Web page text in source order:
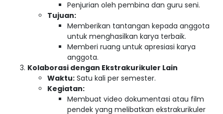
Penjurian oleh pembina dan guru seni.
Tujuan:
Memberikan tantangan kepada anggota
untuk menghasilkan karya terbaik.
Memberi ruang untuk apresiasi karya
anggota.
Kolaborasi dengan Ekstrakurikuler Lain
Waktu: Satu kali per semester.
Kegiatan:
Membuat video dokumentasi atau film
pendek yang melibatkan ekstrakurikuler